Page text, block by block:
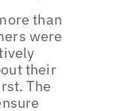
than
were
their
The